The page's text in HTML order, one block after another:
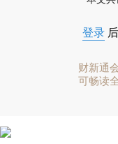
登录
财新通
可畅读